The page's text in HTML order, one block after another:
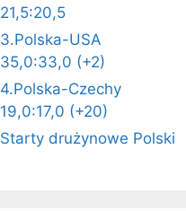
21,5:20,5
3.Polska-USA
35,0:33,0 (+2)
4.Polska-Czechy
19,0:17,0 (+20)
Starty drużynowe Polski